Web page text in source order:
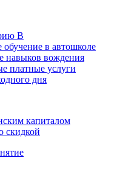
В
в автошколе
навыков вождения
платные услуги
дня
капиталом
скидкой